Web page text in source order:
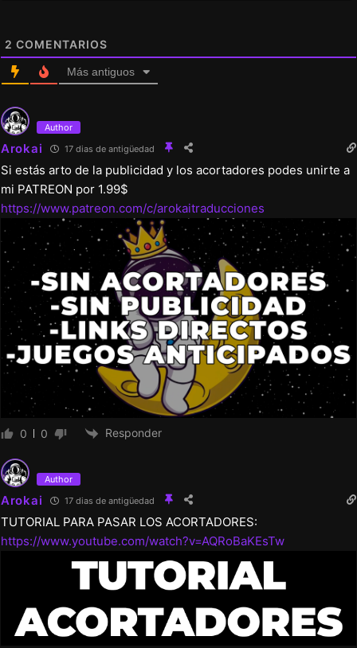
2 COMENTARIOS
Más antiguos
Author
Arokai 17 dias de antigüedad
Si estás arto de la publicidad y los acortadores podes unirte a
mi PATREON por 1.99$
https://www.patreon.com/c/arokaitraducciones
0 0 Responder
Author
Arokai 17 dias de antigüedad
TUTORIAL PARA PASAR LOS ACORTADORES:
https://www.youtube.com/watch?v=AQRoBaKEsTw